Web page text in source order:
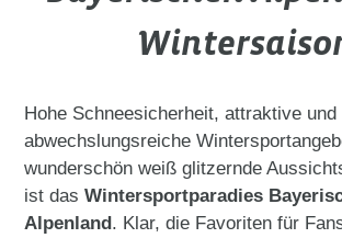
Hohe Schneesicherheit, attraktive und
abwechslungsreiche
wunderschön weiß glitzernde
ist dasWintersportparadies
Alpenland. Klar, die Favoriten für